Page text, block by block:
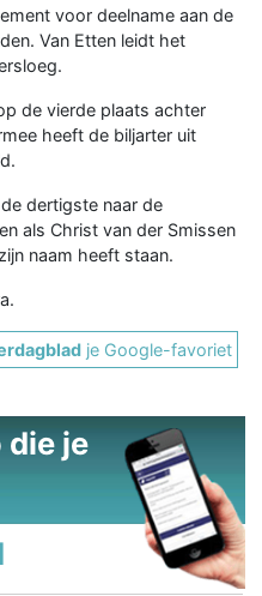
voor deelname aan de
Van Etten leidt het
de vierde plaats achter
heeft de biljarter uit
dertigste naar de
als Christ van der Smissen
naam heeft staan.
je Google-favoriet
die je